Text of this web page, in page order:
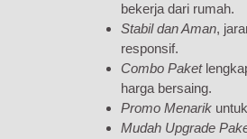
bekerja dari rumah.
Stabil dan Aman,
responsif.
Combo Paket
harga bersaing.
Promo Menarik
Mudah Upgrade